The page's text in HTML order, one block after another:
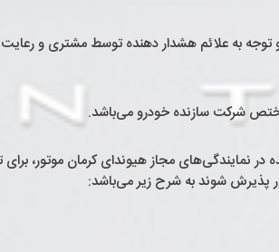
نمایندگی‌های مجاز هیوندای کرمان موتور،
پذیرش ‌شوند به شرح زیر می‌باشد: